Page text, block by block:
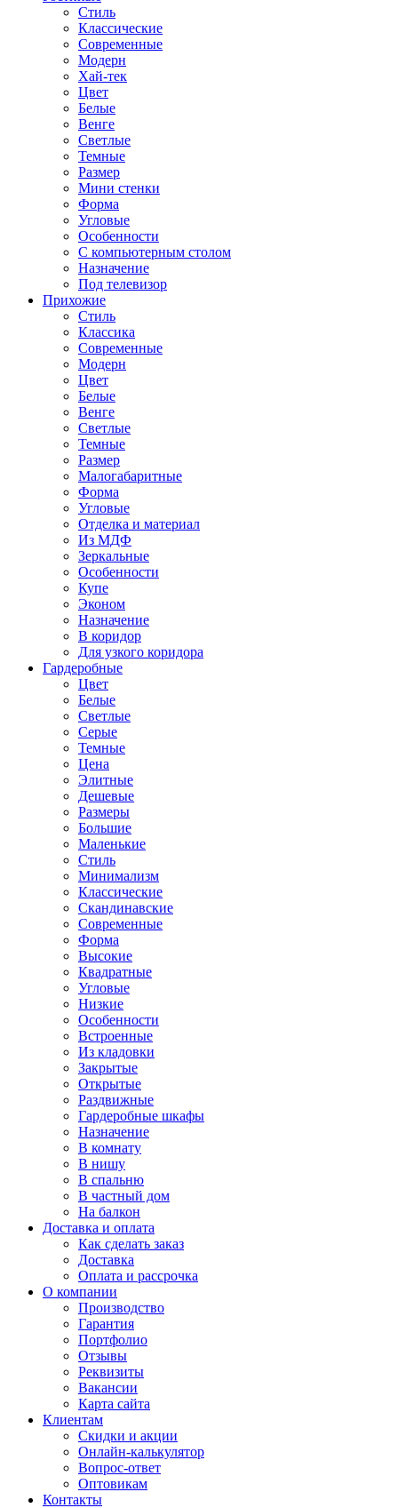
Стиль
Классические
Современные
Модерн
Хай-тек
Цвет
Белые
Венге
Светлые
Темные
Размер
Мини стенки
Форма
Угловые
Особенности
С компьютерным столом
Назначение
Под телевизор
Прихожие
Стиль
Классика
Современные
Модерн
Цвет
Белые
Венге
Светлые
Темные
Размер
Малогабаритные
Форма
Угловые
Отделка и материал
Из МДФ
Зеркальные
Особенности
Купе
Эконом
Назначение
В коридор
Для узкого коридора
Гардеробные
Цвет
Белые
Светлые
Серые
Темные
Цена
Элитные
Дешевые
Размеры
Большие
Маленькие
Стиль
Минимализм
Классические
Скандинавские
Современные
Форма
Высокие
Квадратные
Угловые
Низкие
Особенности
Встроенные
Из кладовки
Закрытые
Открытые
Раздвижные
Гардеробные шкафы
Назначение
В комнату
В нишу
В спальню
В частный дом
На балкон
Доставка и оплата
Как сделать заказ
Доставка
Оплата и рассрочка
О компании
Производство
Гарантия
Портфолио
Отзывы
Реквизиты
Вакансии
Карта сайта
Клиентам
Скидки и акции
Онлайн-калькулятор
Вопрос-ответ
Оптовикам
Контакты